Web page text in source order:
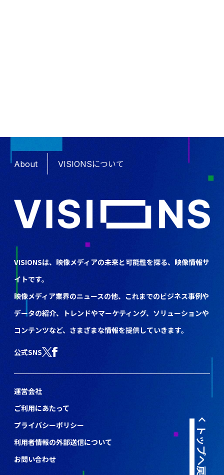
トップへ戻る
About VISIONSについて
VISIONSは、映像メディアの未来と可能性を探る、映像情報サ
イトです。
映像メディア業界のニュースの他、これまでのビジネス事例や
データの紹介、トレンドやマーケティング、ソリューションや
コンテンツなど、さまざまな情報を提供していきます。
公式SNS
運営会社
ご利用にあたって
プライバシーポリシー
利用者情報の外部送信について
お問い合わせ